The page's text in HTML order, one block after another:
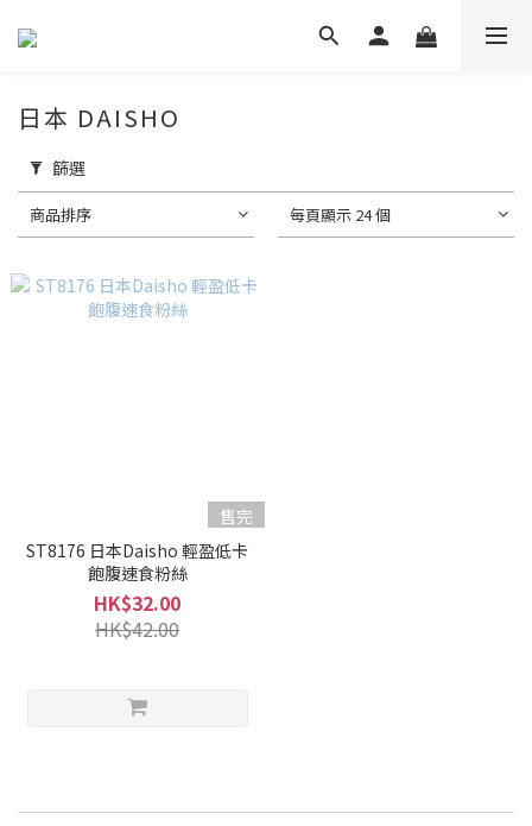
日本 DAISHO
篩選
商品排序 每頁顯示 24 個
售完
ST8176 日本Daisho 輕盈低卡
飽腹速食粉絲
HK$32.00
HK$42.00